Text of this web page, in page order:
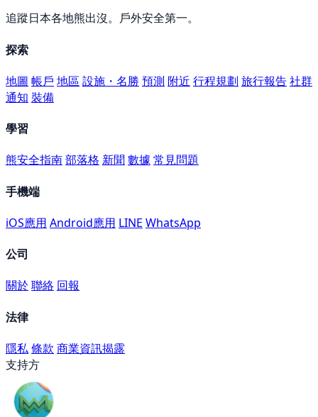
追蹤日本各地熊出沒。戶外安全第一。
探索
地圖 帳戶 地區 設施・名勝 預測 附近 行程規劃 旅行報告社群
通知 裝備
學習
熊安全指南部落格 新聞數據 常見問題
手機端
iOS應用 Android應用 LINE WhatsApp
公司
關於聯絡 回報
法律
隱私條款 商業資訊揭露
支持方